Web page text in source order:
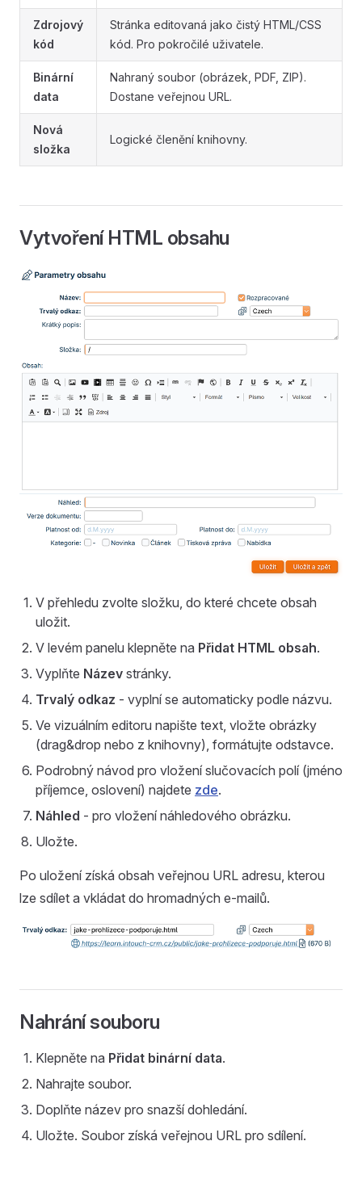
Zdrojový
kód
Stránka editovaná jako čistý HTML/CSS
kód. Pro pokročilé uživatele.
Binární
data
Nahraný soubor (obrázek, PDF, ZIP).
Dostane veřejnou URL.
Nová
složka
Logické členění knihovny.
Vytvoření HTML obsahu
V přehledu zvolte složku, do které chcete obsah
uložit.
V levém panelu klepněte na Přidat HTML obsah.
Vyplňte Název stránky.
Trvalý odkaz - vyplní se automaticky podle názvu.
Ve vizuálním editoru napište text, vložte obrázky
(drag&drop nebo z knihovny), formátujte odstavce.
Podrobný návod pro vložení slučovacích polí (jméno
příjemce, oslovení) najdete zde.
Náhled - pro vložení náhledového obrázku.
Uložte.
Po uložení získá obsah veřejnou URL adresu, kterou
lze sdílet a vkládat do hromadných e-mailů.
Nahrání souboru
Klepněte na Přidat binární data.
Nahrajte soubor.
Doplňte název pro snazší dohledání.
Uložte. Soubor získá veřejnou URL pro sdílení.